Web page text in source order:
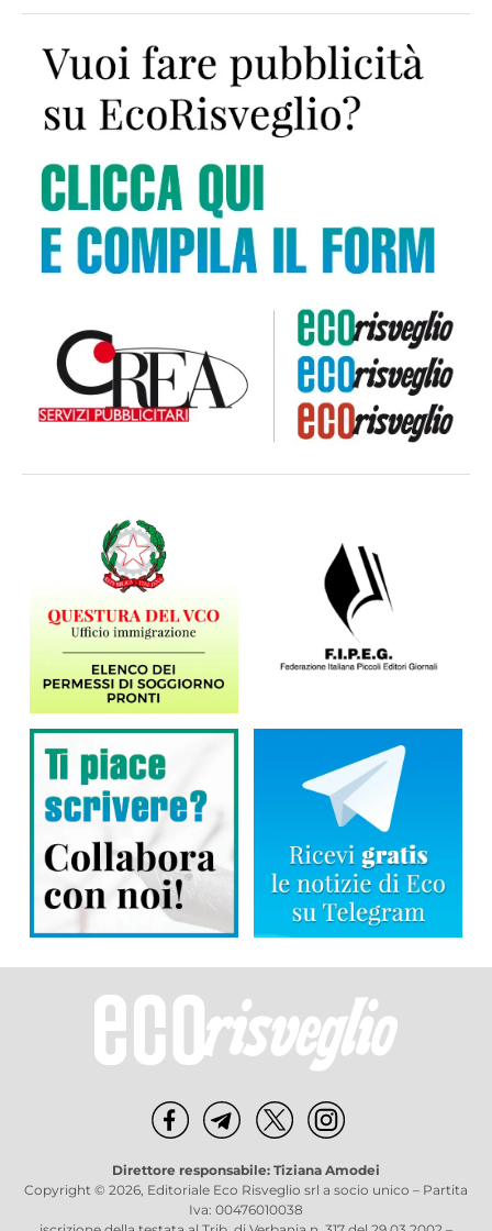
Direttore responsabile: Tiziana Amodei
Copyright © 2026, Editoriale Eco Risveglio srl a socio unico – Partita
Iva: 00476010038